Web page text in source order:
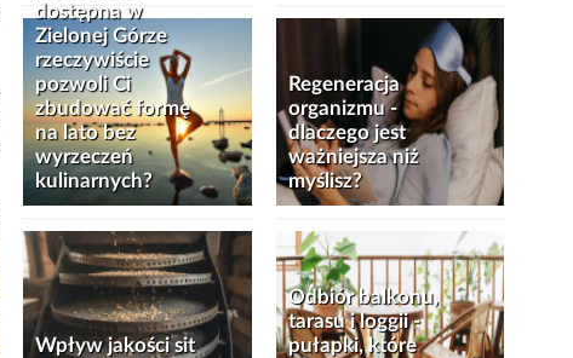
dostępna w
Zielonej Górze
rzeczywiście
pozwoli Ci
zbudować formę
na lato bez
wyrzeczeń
kulinarnych?
Regeneracja
organizmu -
dlaczego jest
ważniejsza niż
myślisz?
Wpływ jakości sit
Odbiór balkonu,
tarasu i loggii -
pułapki, które